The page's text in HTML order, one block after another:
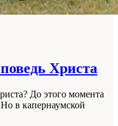
Христа
До этого момента
в капернаумской